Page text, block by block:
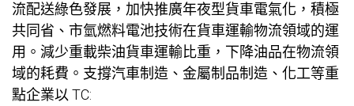
流配送綠色發展，加快推廣年夜型貨車電氣化，積極
共同省、市氫燃料電池技術在貨車運輸物流領域的運
用。減少重載柴油貨車運輸比重，下降油品在物流領
域的耗費。支撐汽車制造、金屬制品制造、化工等重
點企業以 TC: